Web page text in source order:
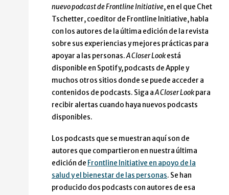
nuevo podcast de Frontline Initiative, en el que Chet
Tschetter, coeditor de Frontline Initiative, habla
con los autores de la última edición de la revista
sobre sus experiencias y mejores prácticas para
apoyar a las personas.A Closer Lookestá
disponible en Spotify, podcasts de Apple y
muchos otros sitios donde se puede acceder a
contenidos de podcasts. Siga aA Closer Lookpara
recibir alertas cuando haya nuevos podcasts
disponibles.
Los podcasts que se muestran aquí son de
autores que compartieron en nuestra última
edición de Frontline Initiative en apoyo de la
salud y el bienestar de las personas. Se han
producido dos podcasts con autores de esa